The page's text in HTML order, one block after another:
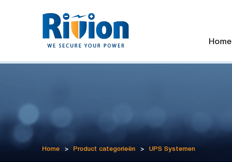
Home
Home > Product categorieën > UPS Systemen